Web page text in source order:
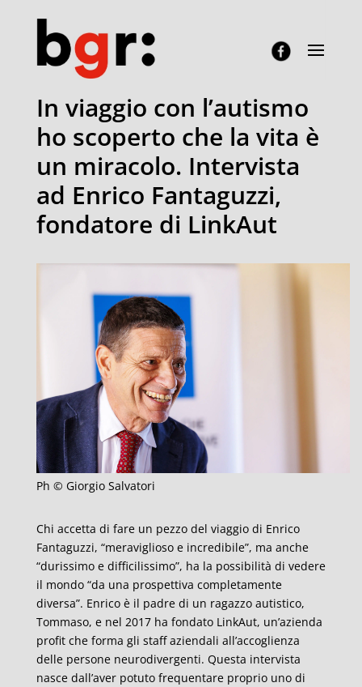
In viaggio con l’autismo
ho scoperto che la vita è
un miracolo. Intervista
ad Enrico Fantaguzzi,
fondatore di LinkAut
Ph © Giorgio Salvatori
Chi accetta di fare un pezzo del viaggio di Enrico
Fantaguzzi, “meraviglioso e incredibile”, ma anche
“durissimo e difficilissimo”, ha la possibilità di vedere
il mondo “da una prospettiva completamente
diversa”. Enrico è il padre di un ragazzo autistico,
Tommaso, e nel 2017 ha fondato LinkAut, un’azienda
profit che forma gli staff aziendali all’accoglienza
delle persone neurodivergenti. Questa intervista
nasce dall’aver potuto frequentare proprio uno di